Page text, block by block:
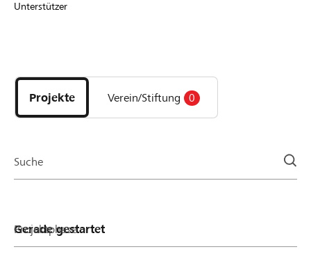
DE FR IT
Unterstützer
Projekte
und
Organisationen
Projekte Verein/Stiftung 0
Suche
Projektphase